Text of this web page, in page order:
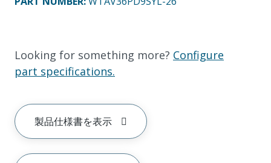
Looking for something more? Configure
part specifications.
製品仕様書を表示